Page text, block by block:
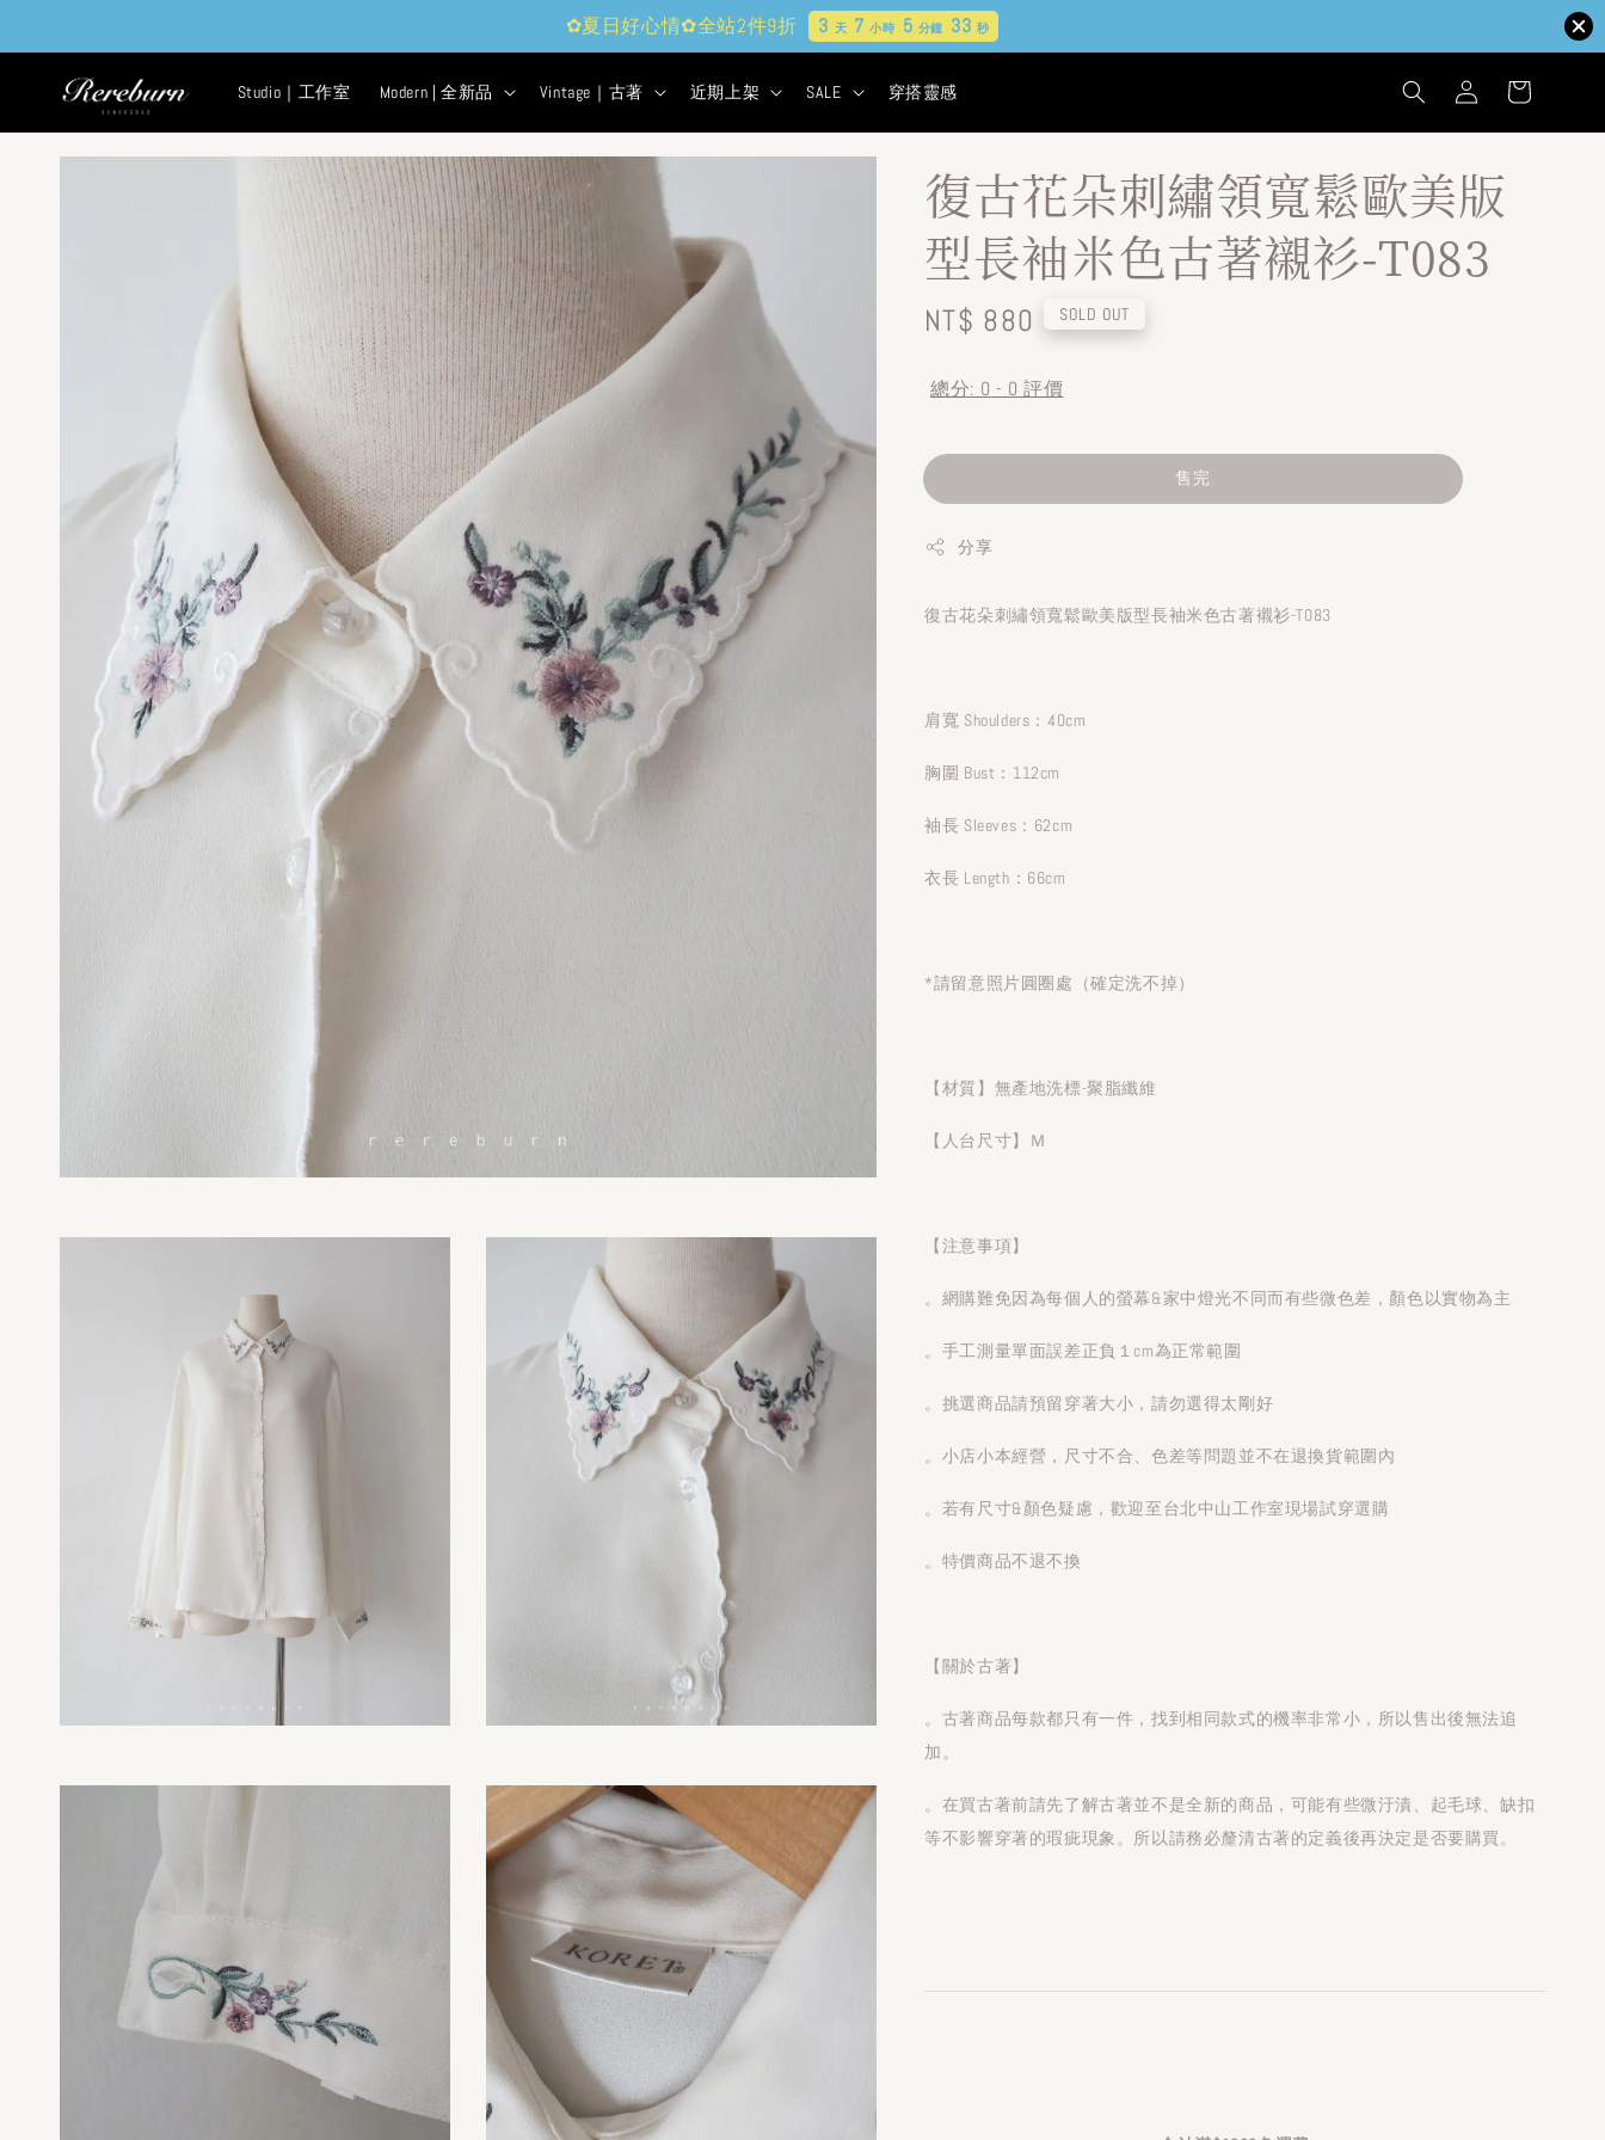
✿夏日好心情✿全站2件9折 3 天 7小時 5 分鐘 32 秒
Studio｜工作室 Modern | 全新品 Vintage｜古著 近期上架 SALE 穿搭靈感
復古花朵刺繡領寬鬆歐美版
型長袖米色古著襯衫-T083
Regular
NT$ 880 SOLD OUT
總分: 0 - 0 評價
售完
分享
復古花朵刺繡領寬鬆歐美版型長袖米色古著襯衫-T083
肩寬 Shoulders：40cm
胸圍 Bust：112cm
袖長 Sleeves：62cm
衣長 Length：66cm
*請留意照片圓圈處（確定洗不掉）
【材質】無產地洗標-聚脂纖維
【人台尺寸】Ｍ
【注意事項】
。網購難免因為每個人的螢幕&家中燈光不同而有些微色差，顏色以實物為主
。手工測量單面誤差正負１cm為正常範圍
。挑選商品請預留穿著大小，請勿選得太剛好
。小店小本經營，尺寸不合、色差等問題並不在退換貨範圍內
。若有尺寸&顏色疑慮，歡迎至台北中山工作室現場試穿選購
。特價商品不退不換
【關於古著】
。古著商品每款都只有一件，找到相同款式的機率非常小，所以售出後無法追
加。
。在買古著前請先了解古著並不是全新的商品，可能有些微汙漬、起毛球、缺扣
等不影響穿著的瑕疵現象。所以請務必釐清古著的定義後再決定是否要購買。